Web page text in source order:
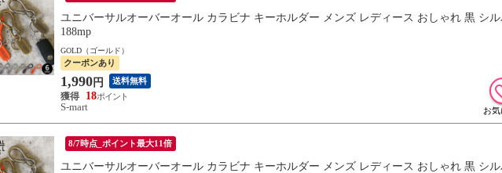
ユニバーサルオーバーオール カラビナ キーホルダー メンズ レディース おしゃれ 黒 シ
188mp
GOLD（ゴールド）
クーポンあり
1,990 円 送料無料
18
S-mart
8/7時点_ポイント最大11倍
ユニバーサルオーバーオール カラビナ キーホルダー メンズ レディース おしゃれ 黒 シ